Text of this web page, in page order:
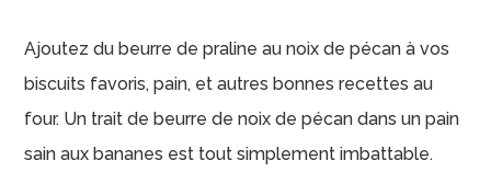
Ajoutez du beurre de praline au noix de pécan à vos
biscuits favoris, pain, et autres bonnes recettes au
four. Un trait de beurre de noix de pécan dans un pain
sain aux bananes est tout simplement imbattable.